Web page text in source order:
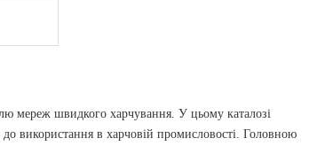
мереж швидкого харчування. У цьому каталозі
використання в харчовій промисловості. Головною